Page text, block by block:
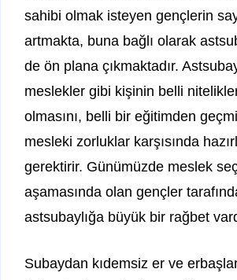
sahibi olmak isteyen gençlerin
artmakta, buna bağlı olarak
de ön plana çıkmaktadır.
meslekler gibi kişinin belli
olmasını, belli bir eğitimden
mesleki zorluklar karşısında
gerektirir. Günümüzde meslek
aşamasında olan gençler
astsubaylığa büyük bir rağbet
Subaydan kıdemsiz er ve